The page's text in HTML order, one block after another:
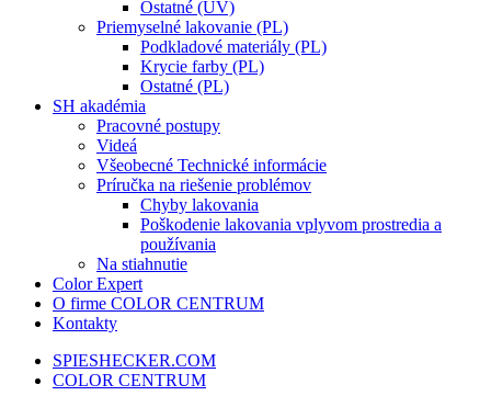
Ostatné (UV)
Priemyselné lakovanie (PL)
Podkladové materiály (PL)
Krycie farby (PL)
Ostatné (PL)
SH akadémia
Pracovné postupy
Videá
Všeobecné Technické informácie
Príručka na riešenie problémov
Chyby lakovania
Poškodenie lakovania vplyvom prostredia a
používania
Na stiahnutie
Color Expert
O firme COLOR CENTRUM
Kontakty
SPIESHECKER.COM
COLOR CENTRUM